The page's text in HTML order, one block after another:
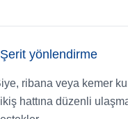
Şerit yönlendirme
ribana veya kemer
hattına düzenli